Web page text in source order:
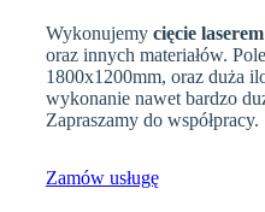
Wykonujemy cięcie
oraz innych materiałów.
1800x1200mm, oraz duża
wykonanie nawet bardzo
Zapraszamy do współpracy.
Zamów usługę